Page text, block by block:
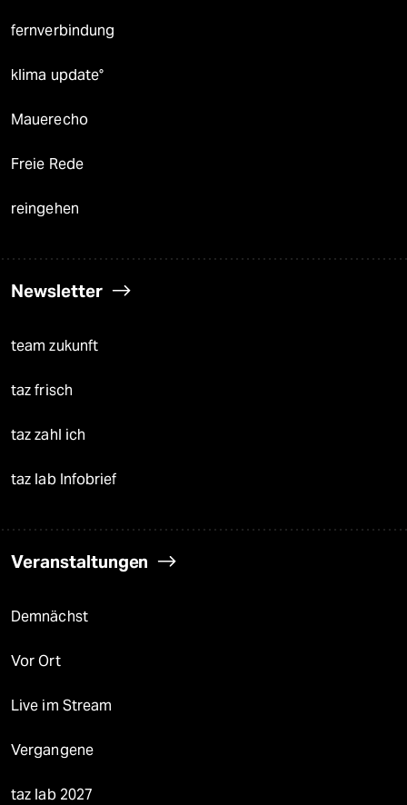
fernverbindung
klima update°
Mauerecho
Freie Rede
reingehen
Newsletter
team zukunft
taz frisch
taz zahl ich
taz lab Infobrief
Veranstaltungen
Demnächst
Vor Ort
Live im Stream
Vergangene
taz lab 2027